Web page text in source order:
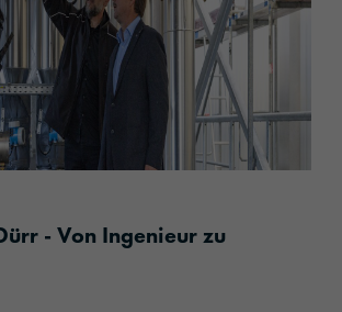
- Von Ingenieur zu